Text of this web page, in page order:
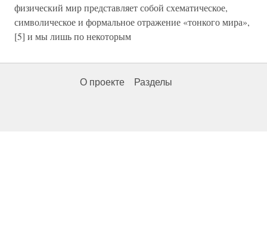
физический мир представляет собой схематическое,
символическое и формальное отражение «тонкого мира»,
[5] и мы лишь по некоторым
О проекте Разделы